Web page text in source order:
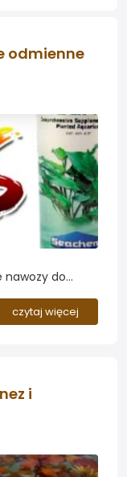
odmienne
nawozy do
preparacie
na
czytaj więcej
i